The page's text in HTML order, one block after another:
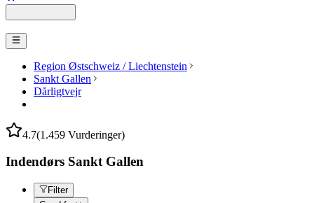
Region Østschweiz / Liechtenstein
Sankt Gallen
Dårligtvejr
4.7(1.459 Vurderinger)
Indendørs Sankt Gallen
Filter